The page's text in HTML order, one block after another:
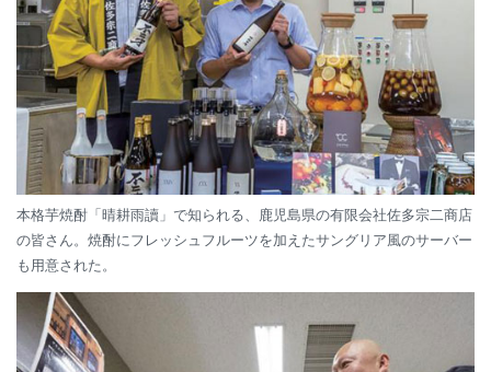
本格芋焼酎「晴耕雨讀」で知られる、鹿児島県の有限会社佐多宗二商店
の皆さん。焼酎にフレッシュフルーツを加えたサングリア風のサーバー
も用意された。